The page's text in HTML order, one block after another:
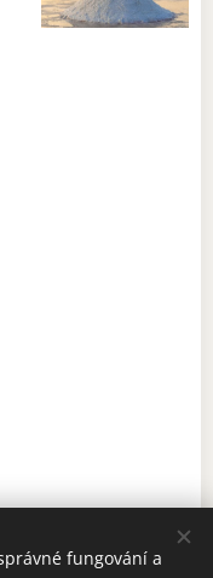
fungování a